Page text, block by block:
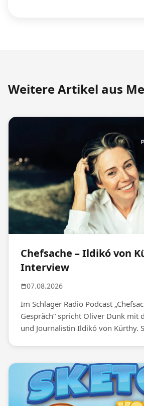
Weitere Artikel aus
Chefsache – Ildikó von
Interview
07.08.2026
Im Schlager Radio Podcast
Gespräch“ spricht Oliver Dunk mit
und Journalistin Ildikó von Kürthy.